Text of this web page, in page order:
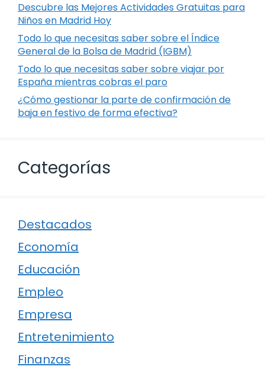
Descubre las Mejores Actividades Gratuitas para
Niños en Madrid Hoy
Todo lo que necesitas saber sobre el Índice
General de la Bolsa de Madrid (IGBM)
Todo lo que necesitas saber sobre viajar por
España mientras cobras el paro
¿Cómo gestionar la parte de confirmación de
baja en festivo de forma efectiva?
Categorías
Destacados
Economía
Educación
Empleo
Empresa
Entretenimiento
Finanzas